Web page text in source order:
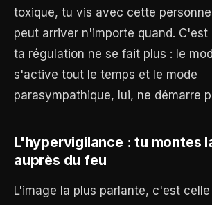
toxique, tu vis avec cette
peut arriver n'importe quand.
ta régulation ne se fait plus : le
s'active tout le temps et le mode
parasympathique, lui, ne démarre
L'hypervigilance : tu montes
auprès du feu
L'image la plus parlante, c'est